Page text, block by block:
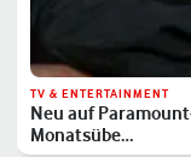
TV & ENTERTAINMENT
Neu auf
Monatsübe…